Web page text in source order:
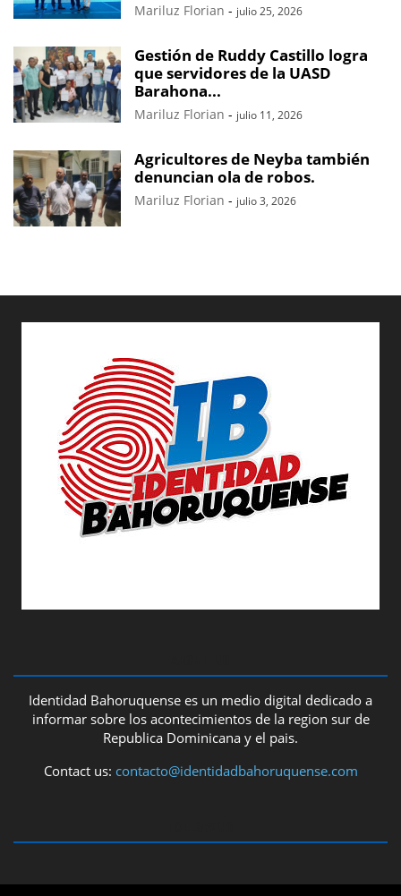
Mariluz Florian - julio 25, 2026
Gestión de Ruddy Castillo logra
que servidores de la UASD
Barahona...
Mariluz Florian - julio 11, 2026
Agricultores de Neyba también
denuncian ola de robos.
Mariluz Florian - julio 3, 2026
Identidad Bahoruquense es un medio digital dedicado a
informar sobre los acontecimientos de la region sur de
Republica Dominicana y el pais.
Contact us: contacto@identidadbahoruquense.com